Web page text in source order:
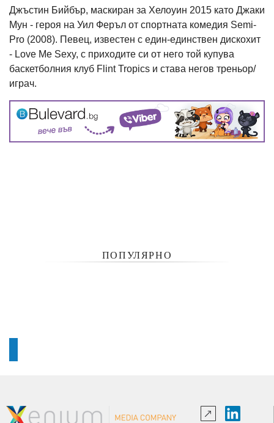
Джъстин Бийбър, маскиран за Хелоуин 2015 като Джаки
Мун - героя на Уил Феръл от спортната комедия Semi-
Pro (2008). Певец, известен с един-единствен дискохит
- Love Me Sexy, с приходите си от него той купува
баскетболния клуб Flint Tropics и става негов треньор/
играч.
ПОПУЛЯРНО